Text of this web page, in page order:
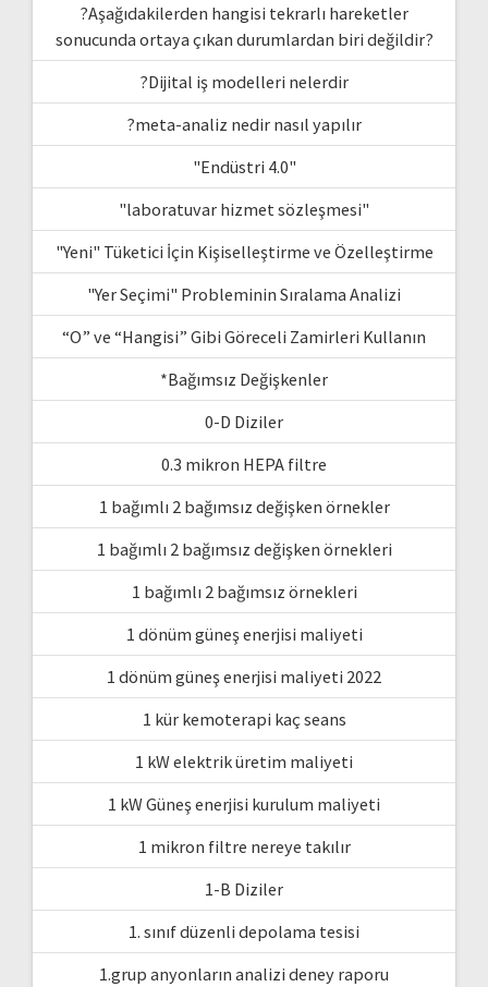
?Aşağıdakilerden hangisi tekrarlı hareketler
sonucunda ortaya çıkan durumlardan biri değildir?
?Dijital iş modelleri nelerdir
?meta-analiz nedir nasıl yapılır
"Endüstri 4.0"
"laboratuvar hizmet sözleşmesi"
"Yeni" Tüketici İçin Kişiselleştirme ve Özelleştirme
"Yer Seçimi" Probleminin Sıralama Analizi
“O” ve “Hangisi” Gibi Göreceli Zamirleri Kullanın
*Bağımsız Değişkenler
0-D Diziler
0.3 mikron HEPA filtre
1 bağımlı 2 bağımsız değişken örnekler
1 bağımlı 2 bağımsız değişken örnekleri
1 bağımlı 2 bağımsız örnekleri
1 dönüm güneş enerjisi maliyeti
1 dönüm güneş enerjisi maliyeti 2022
1 kür kemoterapi kaç seans
1 kW elektrik üretim maliyeti
1 kW Güneş enerjisi kurulum maliyeti
1 mikron filtre nereye takılır
1-B Diziler
1. sınıf düzenli depolama tesisi
1.grup anyonların analizi deney raporu